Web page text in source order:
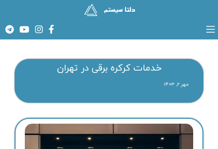
خدمات کرکره برقی در تهران
مهر ۲, ۱۴۰۳